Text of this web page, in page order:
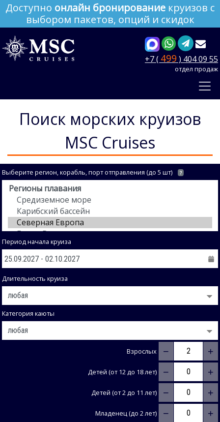
Доступно онлайн бронирование круизов с
выбором пакетов, опций и скидок
+7 ( 499 ) 404 09 55
отдел продаж
Поиск морских круизов
MSC Cruises
Выберите регион, корабль, порт отправления (до 5 шт) ?
Период начала круиза
Длительность круиза
Категория каюты
Взрослых − +
Детей (от 12 до 18 лет) − +
Детей (от 2 до 11 лет) − +
Младенец (до 2 лет) − +